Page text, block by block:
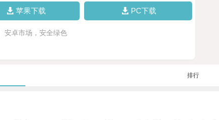
苹果下载 PC下载
安卓市场，安全绿色
排行